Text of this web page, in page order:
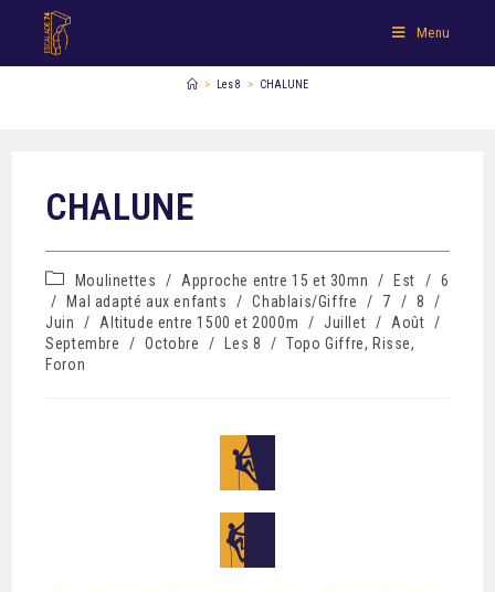
Menu
> Les 8 > CHALUNE
CHALUNE
Moulinettes / Approche entre 15 et 30mn / Est / 6
/
Mal adapté aux enfants / Chablais/Giffre / 7 / 8
/
Juin
/ Altitude entre 1500 et 2000m / Juillet / Août /
Septembre
/ Octobre / Les 8 / Topo Giffre, Risse,
Foron